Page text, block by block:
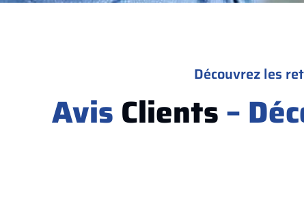
Découvrez les
Avis Clients–